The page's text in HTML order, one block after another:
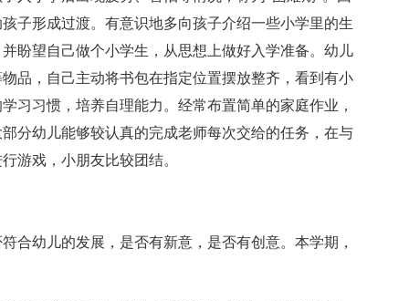
子形成过渡。有意识地多向孩子介绍一些小学里的生
盼望自己做个小学生，从思想上做好入学准备。幼儿
品，自己主动将书包在指定位置摆放整齐，看到有小
习习惯，培养自理能力。经常布置简单的家庭作业，
分幼儿能够较认真的完成老师每次交给的任务，在与
游戏，小朋友比较团结。
合幼儿的发展，是否有新意，是否有创意。本学期，